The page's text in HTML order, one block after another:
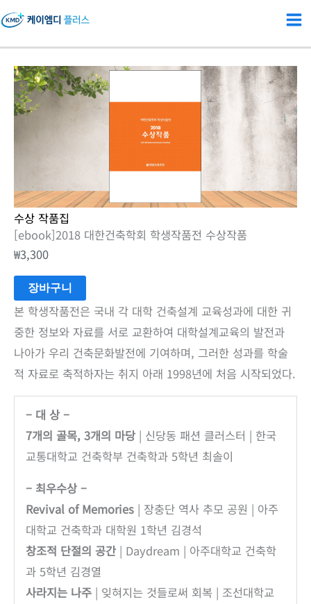
콘
텐
츠
수상 작품집
[ebook]2018 대한건축학회 학생작품전 수상작품
₩3,300
[ebook]2018
대
한
회
학
생
작
전
수
상
작
장바구니
본 학생작품전은 국내 각 대학 건축설계 교육성과에 대한 귀
중한 정보와 자료를 서로 교환하여 대학설계교육의 발전과
나아가 우리 건축문화발전에 기여하며, 그러한 성과를 학술
적 자료로 축적하자는 취지 아래 1998년에 처음 시작되었다.
– 대 상 –
7개의 골목, 3개의 마당 | 신당동 패션 클러스터 | 한국
교통대학교 건축학부 건축학과 5학년 최솔이
– 최우수상 –
Revival of Memories | 장충단 역사 추모 공원 | 아주
대학교 건축학과 대학원 1학년 김경석
창조적 단절의 공간 | Daydream | 아주대학교 건축학
과 5학년 김경열
사라지는 나주 | 잊혀지는 것들로써 회복 | 조선대학교